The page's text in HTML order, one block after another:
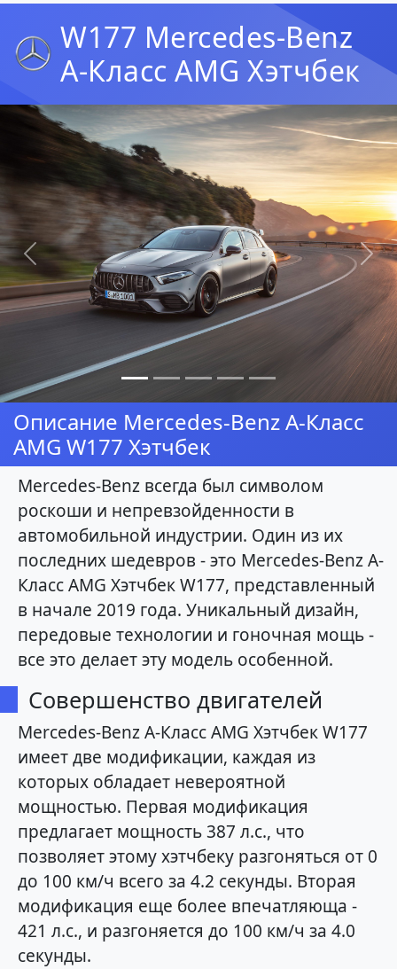
W177 Mercedes-Benz
A-Класс AMG Хэтчбек
Предыдущая
Описание Mercedes-Benz A-Класс
AMG W177 Хэтчбек
Mercedes-Benz всегда был символом
роскоши и непревзойденности в
автомобильной индустрии. Один из их
последних шедевров - это Mercedes-Benz A-
Класс AMG Хэтчбек W177, представленный
в начале 2019 года. Уникальный дизайн,
передовые технологии и гоночная мощь -
все это делает эту модель особенной.
Совершенство двигателей
Mercedes-Benz A-Класс AMG Хэтчбек W177
имеет две модификации, каждая из
которых обладает невероятной
мощностью. Первая модификация
предлагает мощность 387 л.с., что
позволяет этому хэтчбеку разгоняться от 0
до 100 км/ч всего за 4.2 секунды. Вторая
модификация еще более впечатляюща -
421 л.с., и разгоняется до 100 км/ч за 4.0
секунды.